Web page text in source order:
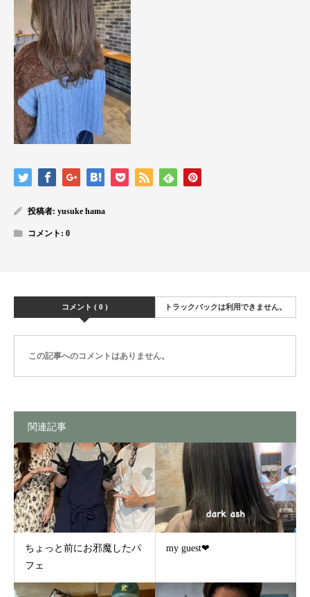
投稿者: yusuke hama
コメント: 0
コメント ( 0 ) トラックバックは利用できません。
この記事へのコメントはありません。
関連記事
ちょっと前にお邪魔したパ
フェ
my guest❤︎